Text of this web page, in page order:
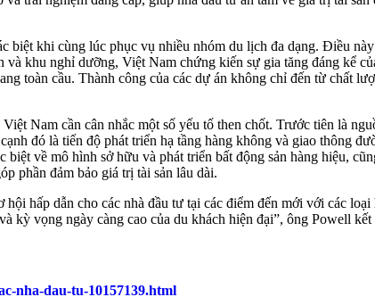
biệt khi cùng lúc phục vụ nhiều nhóm du lịch đa dạng. Điều
khu nghỉ dưỡng, Việt Nam chứng kiến sự gia tăng đáng kể
toàn cầu. Thành công của các dự án không chỉ đến từ chất
Nam cần cân nhắc một số yếu tố then chốt. Trước tiên là
đó là tiến độ phát triển hạ tầng hàng không và giao thông
về mô hình sở hữu và phát triển bất động sản hàng hiệu,
phần đảm bảo giá trị tài sản lâu dài.
hấp dẫn cho các nhà đầu tư tại các điểm đến mới với các loại
kỳ vọng ngày càng cao của du khách hiện đại”, ông Powell kết
nha-dau-tu-10157139.html